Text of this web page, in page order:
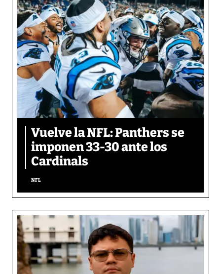
Vuelve la NFL: Panthers se
imponen 33-30 ante los
Cardinals
NFL